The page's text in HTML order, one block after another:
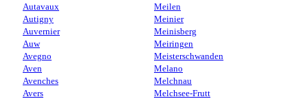
Autavaux
Autigny
Auvernier
Auw
Avegno
Aven
Avenches
Avers
Meilen
Meinier
Meinisberg
Meiringen
Meisterschwanden
Melano
Melchnau
Melchsee-Frutt